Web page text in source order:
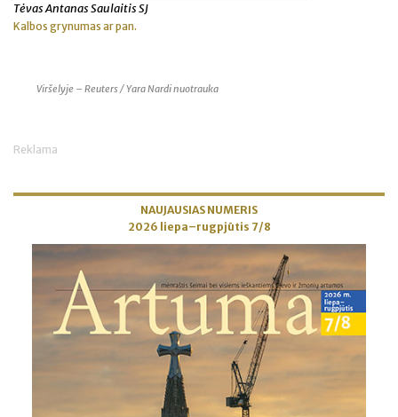
Tėvas Antanas Saulaitis SJ
Kalbos grynumas ar pan.
Viršelyje – Reuters / Yara Nardi nuotrauka
Reklama
NAUJAUSIAS NUMERIS
2026 liepa–rugpjūtis 7/8